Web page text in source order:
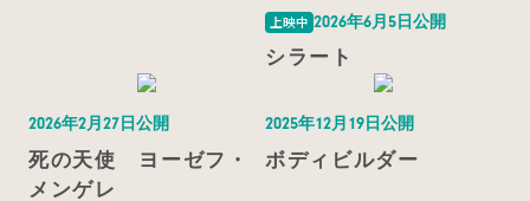
上映中 2026年6月5日公開
シラート
2026年2月27日公開
死の天使 ヨーゼフ・
メンゲレ
2025年12月19日公開
ボディビルダー